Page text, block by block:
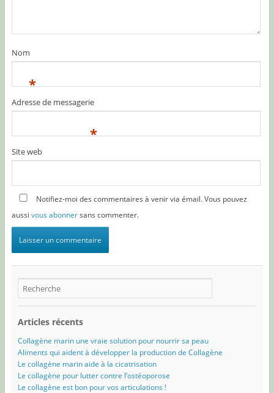
Nom
*
Adresse de messagerie
*
Site web
Notifiez-moi des commentaires à venir via émail. Vous pouvez
aussi vous abonnersans commenter.
Articles récents
Collagène marin une vraie solution pour nourrir sa peau
Aliments qui aident à développer la production de Collagène
Le collagène marin aide à la cicatrisation
Le collagène pour lutter contre l’ostéoporose
Le collagène est bon pour vos articulations !